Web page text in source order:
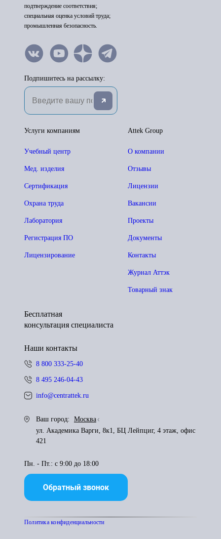
подтверждение соответствия;
специальная оценка условий труда;
промышленная безопасность.
Подпишитесь на рассылку:
Attek Group
О компании
Отзывы
Лицензии
Вакансии
Проекты
Документы
Контакты
Журнал Аттэк
Товарный знак
Услуги компаниям
Учебный центр
Мед. изделия
Сертификация
Охрана труда
Лаборатория
Регистрация ПО
Лицензирование
Бесплатная
консультация специалиста
Наши контакты
8 800 333-25-40
8 495 246-04-43
info@centrattek.ru
Ваш город:
Москва
ул. Академика Варги, 8к1, БЦ Лейпциг, 4 этаж, офис
421
Пн. - Пт.: с 9:00 до 18:00
Обратный звонок
Политика конфиденциальности